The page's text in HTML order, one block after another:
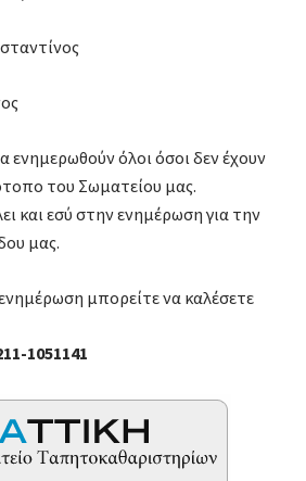
ενημερωθούν όλοι όσοι δεν έχουν
του Σωματείου μας.
και εσύ στην ενημέρωση για την
μας.
μπορείτε να καλέσετε
1051141